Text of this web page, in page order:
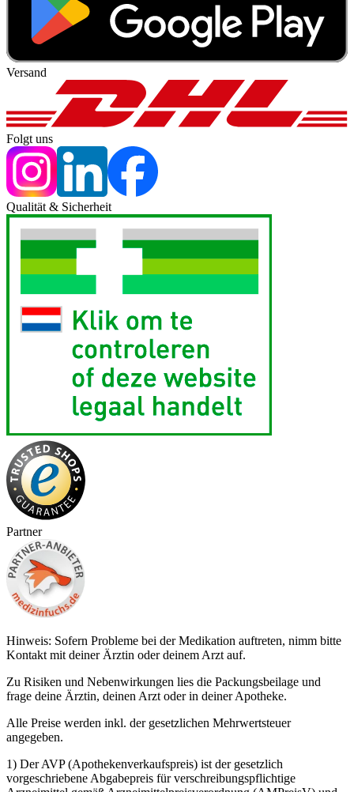
Versand
Folgt uns
Qualität & Sicherheit
Partner
Hinweis: Sofern Probleme bei der Medikation auftreten, nimm bitte
Kontakt mit deiner Ärztin oder deinem Arzt auf.
Zu Risiken und Nebenwirkungen lies die Packungsbeilage und
frage deine Ärztin, deinen Arzt oder in deiner Apotheke.
Alle Preise werden inkl. der gesetzlichen Mehrwertsteuer
angegeben.
1) Der AVP (Apothekenverkaufspreis) ist der gesetzlich
vorgeschriebene Abgabepreis für verschreibungspflichtige